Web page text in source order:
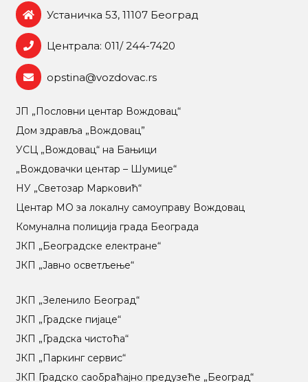
Устаничка 53, 11107 Београд
Централа: 011/ 244-7420
opstina@vozdovac.rs
ЈП „Пословни центар Вождовац“
Дом здравља „Вождовац”
УСЦ „Вождовац“ на Бањици
„Вождовачки центар – Шумице“
НУ „Светозар Марковић“
Центар МO за локалну самоуправу Вождовац
Комунална полиција града Београда
ЈКП „Београдске електране“
ЈКП „Јавно осветљење“
ЈКП „Зеленило Београд“
ЈКП „Градске пијаце“
ЈКП „Градска чистоћа“
ЈКП „Паркинг сервис“
ЈКП Градско саобраћајно предузеће „Београд“